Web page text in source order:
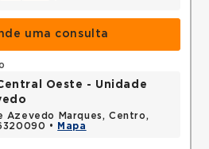
uma consulta
Oeste - Unidade
Azevedo Marques, Centro,
•
Mapa